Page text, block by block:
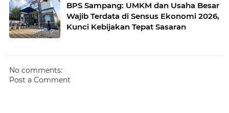
BPS Sampang: UMKM dan Usaha Besar
Wajib Terdata di Sensus Ekonomi 2026,
Kunci Kebijakan Tepat Sasaran
No comments:
Post a Comment